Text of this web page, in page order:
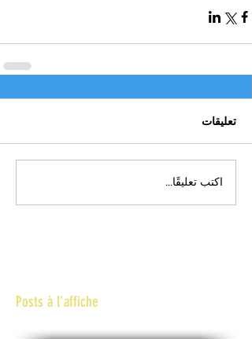
تعليقات
اكتب تعليقًا...
Posts à l'affiche